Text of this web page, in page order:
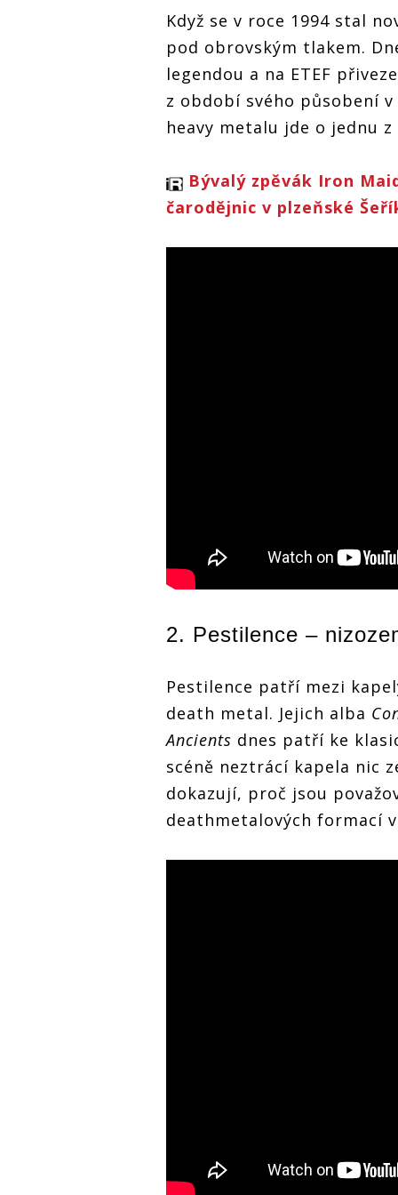
Když se v roce 1994 stal
pod obrovským tlakem.
legendou a na ETEF
z období svého působení v
heavy metalu jde o jednu
Bývalý zpěvák Iron
čarodějnic v plzeňské
2. Pestilence –
Pestilence patří mezi
death metal. Jejich alba
Ancients dnes patří ke
scéně neztrácí kapela nic
dokazují, proč jsou
deathmetalových formací